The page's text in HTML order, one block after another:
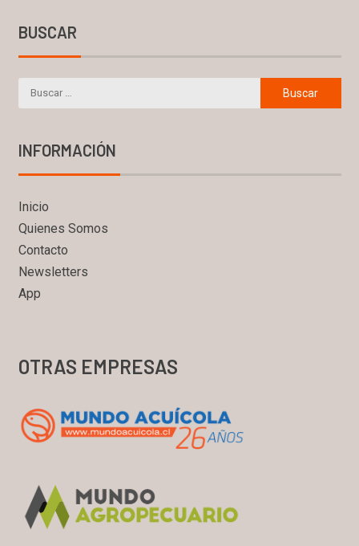
BUSCAR
INFORMACIÓN
Inicio
Quienes Somos
Contacto
Newsletters
App
OTRAS EMPRESAS